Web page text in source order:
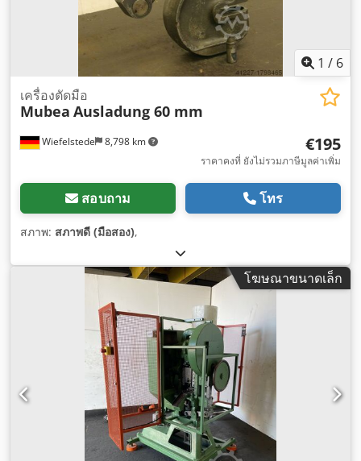
1 / 6
Wiefelstede 8,798 km
เครื่องตัดมือ
Mubea Ausladung 60 mm
€195
ราคาคงที่ ยังไม่รวมภาษีมูลค่าเพิ่ม
สอบถาม โทร
สภาพ: สภาพดี (มือสอง),
โฆษณาขนาดเล็ก